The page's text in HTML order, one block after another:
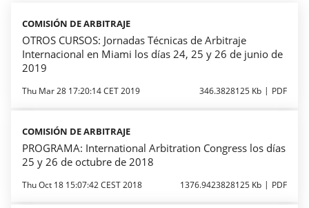
COMISIÓN DE ARBITRAJE
OTROS CURSOS: Jornadas Técnicas de Arbitraje
Internacional en Miami los días 24, 25 y 26 de junio de
2019
Thu Mar 28 17:20:14 CET 2019 346.3828125 Kb PDF
COMISIÓN DE ARBITRAJE
PROGRAMA: International Arbitration Congress los días
25 y 26 de octubre de 2018
Thu Oct 18 15:07:42 CEST 2018 1376.9423828125 Kb PDF